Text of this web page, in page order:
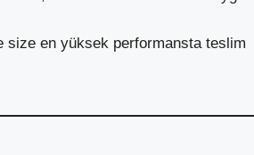
size en yüksek performansta teslim